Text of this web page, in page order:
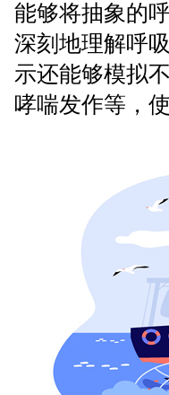
能够将抽象的
深刻地理解呼
示还能够模拟
哮喘发作等，